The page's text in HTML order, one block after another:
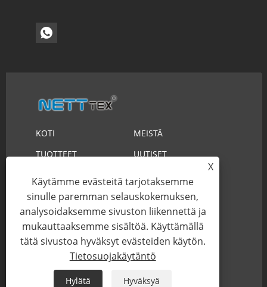
KOTI
MEISTÄ
TUOTTEET
UUTISET
LÄHETÄ KYSELY
OTA MEIHIN YHTEYTTÄ
Copyright © 2023 Suzhou Nett New Material
Technology Co.,Ltd. Kaikki oikeudet pidätetään.
Tietosuojakäytäntö
X
Käytämme evästeitä tarjotaksemme
sinulle paremman selauskokemuksen,
analysoidaksemme sivuston liikennettä ja
mukauttaaksemme sisältöä. Käyttämällä
tätä sivustoa hyväksyt evästeiden käytön.
Tietosuojakäytäntö
Hylätä Hyväksyä